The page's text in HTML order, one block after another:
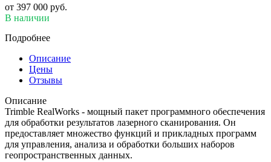
от 397 000 руб.
В наличии
Подробнее
Описание
Цены
Отзывы
Описание
Trimble RealWorks - мощный пакет программного обеспечения
для обработки результатов лазерного сканирования. Он
предоставляет множество функций и прикладных программ
для управления, анализа и обработки больших наборов
геопространственных данных.